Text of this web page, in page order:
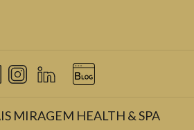
MIRAGEM HEALTH & SPA